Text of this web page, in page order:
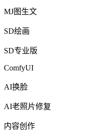
MJ图生文
SD绘画
SD专业版
ComfyUI
AI换脸
AI老照片修复
内容创作